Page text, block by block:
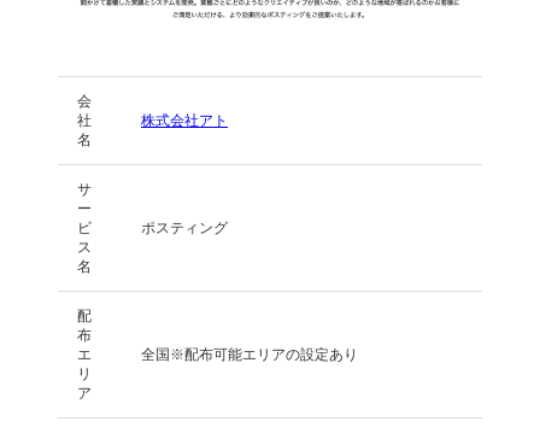
会
社
名
株式会社アト
サ
ー
ビ
ス
名
ポスティング
配
布
エ
リ
ア
全国※配布可能エリアの設定あり